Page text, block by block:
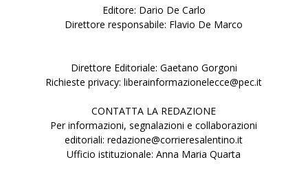
Editore: Dario De Carlo
Direttore responsabile: Flavio De Marco
Direttore Editoriale: Gaetano Gorgoni
Richieste privacy: liberainformazionelecce@pec.it
CONTATTA LA REDAZIONE
Per informazioni, segnalazioni e collaborazioni
editoriali: redazione@corrieresalentino.it
Ufficio istituzionale: Anna Maria Quarta